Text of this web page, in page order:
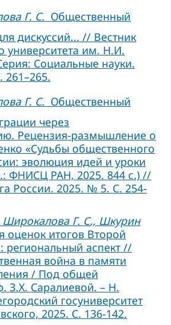
Г. С. Общественный
дискуссий... // Вестник
университета им. Н.И.
Социальные науки.
261–265.
Г. С. Общественный
через
Рецензия-размышление о
«Судьбы общественного
эволюция идей и уроки
ФНИСЦ РАН, 2025. 844 с.) //
России. 2025. № 5. С. 254-
Широкалова Г. С., Шкурин
оценок итогов Второй
аспект //
война в памяти
/ Под общей
З.Х. Саралиевой. – Н.
госуниверситет
2025. С. 136-142.